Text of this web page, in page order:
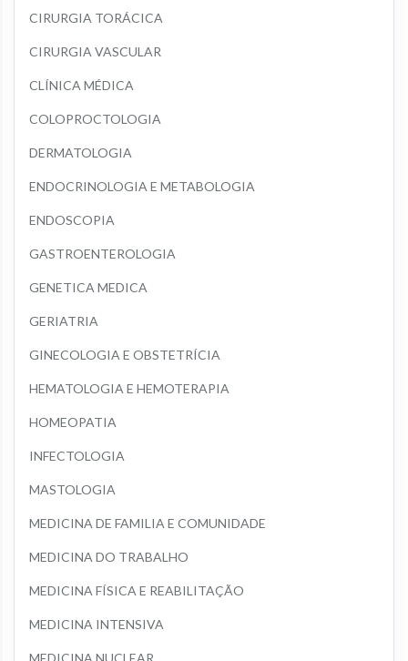
CIRURGIA TORÁCICA
CIRURGIA VASCULAR
CLÍNICA MÉDICA
COLOPROCTOLOGIA
DERMATOLOGIA
ENDOCRINOLOGIA E METABOLOGIA
ENDOSCOPIA
GASTROENTEROLOGIA
GENETICA MEDICA
GERIATRIA
GINECOLOGIA E OBSTETRÍCIA
HEMATOLOGIA E HEMOTERAPIA
HOMEOPATIA
INFECTOLOGIA
MASTOLOGIA
MEDICINA DE FAMILIA E COMUNIDADE
MEDICINA DO TRABALHO
MEDICINA FÍSICA E REABILITAÇÃO
MEDICINA INTENSIVA
MEDICINA NUCLEAR